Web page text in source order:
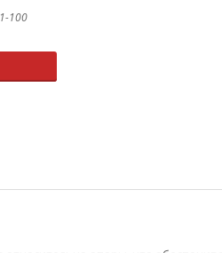
100